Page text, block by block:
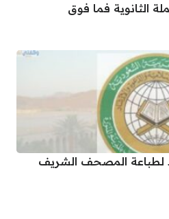
الثانوية فما فوق
المصحف الشريف